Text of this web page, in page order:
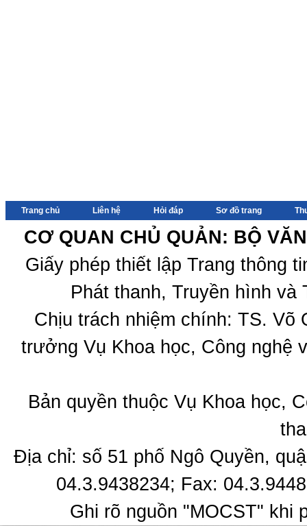
Trang chủ Liên hệ Hỏi đáp Sơ đồ trang
CƠ QUAN CHỦ QUẢN: BỘ
Giấy phép thiết lập Trang thông
Phát thanh, Truyền hình
Chịu trách nhiệm chính: TS.
trưởng Vụ Khoa học, Công nghệ
Bản quyền thuộc Vụ Khoa học,
Địa chỉ: số 51 phố Ngô Quyền,
04.3.9438234; Fax:
Ghi rõ nguồn "MOCST" khi